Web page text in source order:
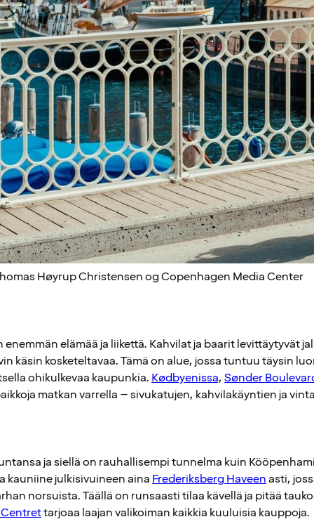
Høyrup Christensen og Copenhagen Media Center
elämää ja liikettä. Kahvilat ja baarit levittäytyvät
käsin kosketeltavaa. Tämä on alue, jossa tuntuu täysin
ohikulkevaa kaupunkia. Kødbyenissa, Sønder
matkan varrella – sivukatujen, kahvilakäyntien ja
ja siellä on rauhallisempi tunnelma kuin
kauniine julkisivuineen aina Frederiksberg Haveenasti,
norsuista. Täällä on runsaasti tilaa kävellä ja pitää
tarjoaa laajan valikoiman kaikkia kuuluisia kauppoja.